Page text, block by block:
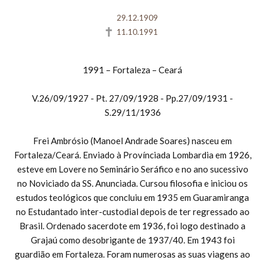
29.12.1909
11.10.1991
1991 – Fortaleza – Ceará
V.26/09/1927 - Pt. 27/09/1928 - Pp.27/09/1931 -
S.29/11/1936
Frei Ambrósio (Manoel Andrade Soares) nasceu em
Fortaleza/Ceará. Enviado à Provínciada Lombardia em 1926,
esteve em Lovere no Seminário Seráfico e no ano sucessivo
no Noviciado da SS. Anunciada. Cursou filosofia e iniciou os
estudos teológicos que concluiu em 1935 em Guaramiranga
no Estudantado inter-custodial depois de ter regressado ao
Brasil. Ordenado sacerdote em 1936, foi logo destinado a
Grajaú como desobrigante de 1937/40. Em 1943 foi
guardião em Fortaleza. Foram numerosas as suas viagens ao